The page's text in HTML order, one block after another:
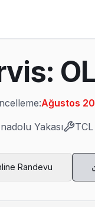
Ağustos
Yakası TCL
Randevu